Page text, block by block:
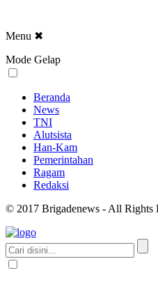
Menu ✖
Mode Gelap
Beranda
News
TNI
Alutsista
Han-Kam
Pemerintahan
Ragam
Redaksi
© 2017 Brigadenews - All Rights